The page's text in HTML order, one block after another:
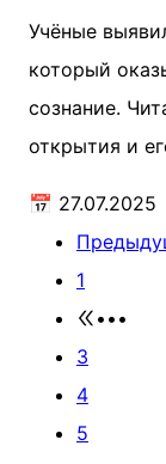
Учёные
который
сознание.
открытия и
📅 27.07.2025
1
•••
3
4
5